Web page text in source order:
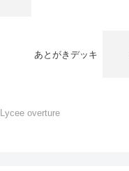
あとがきデッキ
Lycee overture